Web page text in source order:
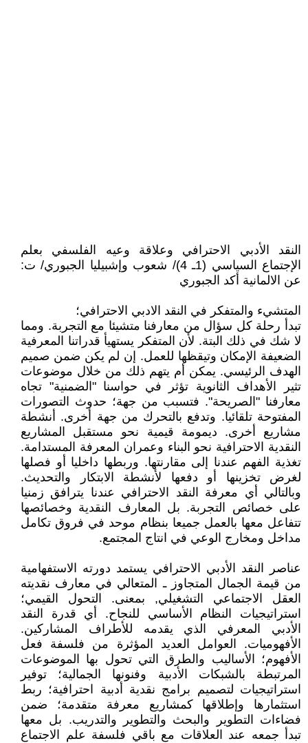
النقد الأدبي الاحترافي وعلاقة وعيه الفلسفي بعلم
الإجتماع السياسي (1ـ 4)/ شعوب وإشبيليا الجبوري/ ت:
عن الالمانية أكد الجبوري
المتشيء والمتفكر في النقد الادبي الاحترافي؛
تبدأ رحلة كل سؤال من معارفنا متشيئا مع التجربة. ومما
لا شك في ذلك البتة. لأن المتفكر يستهيأ قدراتنا المعرفية
الضعيفة الإمكان وتيقظها للعمل. إن لم يكن ضمن صميم
الهدف الرئيسي. يمكن أم يتهم ذلك من خلال موضوعات
تثير الأهداف الثانوية تؤثر في حواسنا "الضمنية" تجاه
معارفنا "الصريحة". فتسبب من جهة؛ حدوث التصورات
المفتوحة تلقائيا. وتدفع بالتحرك من جهة أخرى. أنشطة
مشاريع أخرى. ديمومة قيمية نحو مستقبل المشاريع
النقدية الاحترافية نحو البناء وعمران المعرفة المستدامة.
تغذية الفهم عندنا إلى مقارنتها. وربطها داخليا أو فصلها
لغرض تخزينها أو دفعها لأنشطة الابتكار والتحديث.
وبالتالي أي معرفة النقد الاحترافي عندنا يترافق زمنيا
على خصائص التجربة. بل المعارف النقدية وخصائصها
تتفاعل معها بالعمل جميعا بنظام موحد في فروق تكامل
مداخل ومخارج الوعي في انتاج المجتمع.
عناصر النقد الأدبي الاحترافي يستمد دورته الاستفهامية
من قيمة الجمال المتجاوز ـ المتعالي في معارف نقديته
العقل الاجتماعي التشغيلي, بمعنى. التحول القيمي؛
استراتيجيات النظام الأساسي للنجاح. أي قدرة النقد
الأدبي المعرفي الذي يقدمه للأطراف المشاركين.
الأفهوميات. العوامل العديد المؤثرة من فلسفة فعل
الأفهوم؛ الأساليب والطرق التي تحول بها الموضوعات
المرتبطة بالشبكات الأدبية وفنونها الجمالية؛ توفير
استراتيجيات لتصميم برامج نقدية أدبية احترافية؛ ربط
استثمارها وإطلاقها كمشاريع معرفة متقدمة؛ ضمن
فضاءات التطوير والبحث والتطوير والتدريب. بل معها
تبدأ جمعه عند العلاقات مع باقي فلسفة علم الاجتماع